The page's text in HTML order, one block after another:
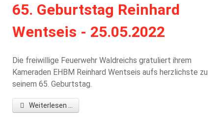
65. Geburtstag Reinhard
Wentseis - 25.05.2022
Die freiwillige Feuerwehr Waldreichs gratuliert ihrem
Kameraden EHBM Reinhard Wentseis aufs herzlichste zu
seinem 65. Geburtstag.
Weiterlesen ...